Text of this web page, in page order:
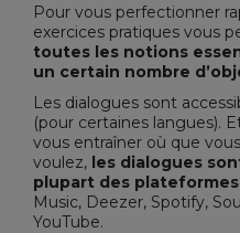
Pour vous perfectionner
exercices pratiques vous
toutes les notions
un certain nombre
Les dialogues sont
(pour certaines langues).
vous entraîner où que
voulez, les dialogues
plupart des
Music, Deezer, Spotify,
YouTube.